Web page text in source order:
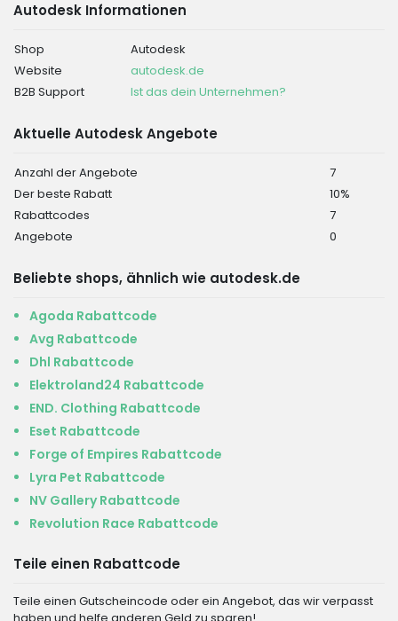
Autodesk Informationen
Shop
Autodesk
Website
autodesk.de
B2B Support
Ist das dein Unternehmen?
Aktuelle Autodesk Angebote
Anzahl der Angebote
7
Der beste Rabatt
10%
Rabattcodes
7
Angebote
0
Beliebte shops, ähnlich wie autodesk.de
Agoda Rabattcode
Avg Rabattcode
Dhl Rabattcode
Elektroland24 Rabattcode
END. Clothing Rabattcode
Eset Rabattcode
Forge of Empires Rabattcode
Lyra Pet Rabattcode
NV Gallery Rabattcode
Revolution Race Rabattcode
Teile einen Rabattcode
Teile einen Gutscheincode oder ein Angebot, das wir verpasst